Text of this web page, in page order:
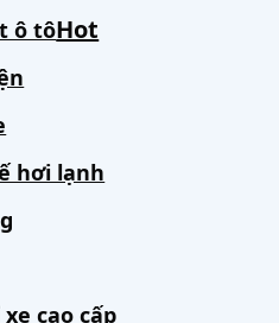
ô tô
hơi lạnh
cao cấp